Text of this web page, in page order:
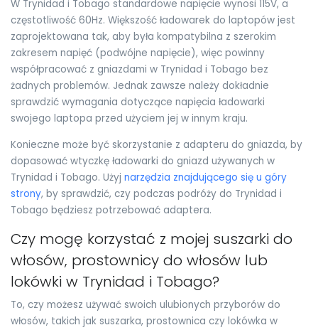
W Trynidad i Tobago standardowe napięcie wynosi 115V, a
częstotliwość 60Hz. Większość ładowarek do laptopów jest
zaprojektowana tak, aby była kompatybilna z szerokim
zakresem napięć (podwójne napięcie), więc powinny
współpracować z gniazdami w Trynidad i Tobago bez
żadnych problemów. Jednak zawsze należy dokładnie
sprawdzić wymagania dotyczące napięcia ładowarki
swojego laptopa przed użyciem jej w innym kraju.
Konieczne może być skorzystanie z adapteru do gniazda, by
dopasować wtyczkę ładowarki do gniazd używanych w
Trynidad i Tobago. Użyj narzędzia znajdującego się u góry
strony, by sprawdzić, czy podczas podróży do Trynidad i
Tobago będziesz potrzebować adaptera.
Czy mogę korzystać z mojej suszarki do
włosów, prostownicy do włosów lub
lokówki w Trynidad i Tobago?
To, czy możesz używać swoich ulubionych przyborów do
włosów, takich jak suszarka, prostownica czy lokówka w